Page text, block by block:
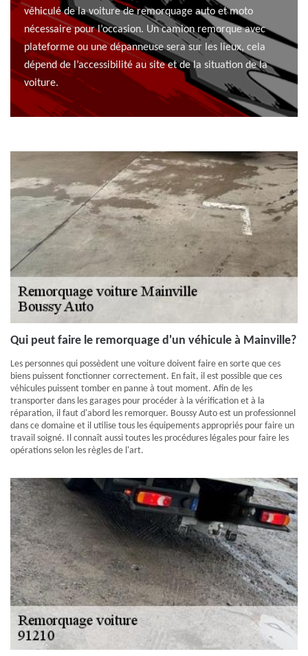
véhiculé de la voiture de remorquage auto et moto
nécessaire pour l’occasion. Un camion remorque avec
plateforme ou une dépanneuse sera sur les lieux, cela
dépend de l’accessibilité au site et de la situation de la
voiture.
Qui peut faire le remorquage d'un véhicule à Mainville?
Les personnes qui possèdent une voiture doivent faire en sorte que ces
biens puissent fonctionner correctement. En fait, il est possible que ces
véhicules puissent tomber en panne à tout moment. Afin de les
transporter dans les garages pour procéder à la vérification et à la
réparation, il faut d'abord les remorquer. Boussy Auto est un professionnel
dans ce domaine et il utilise tous les équipements appropriés pour faire un
travail soigné. Il connaît aussi toutes les procédures légales pour faire les
opérations selon les règles de l'art.